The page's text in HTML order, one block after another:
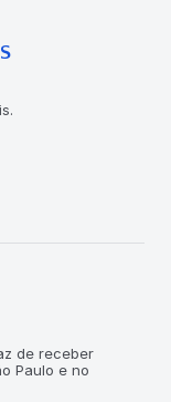
de receber
Paulo e no